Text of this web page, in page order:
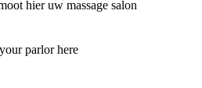
hier uw massage salon
parlor here